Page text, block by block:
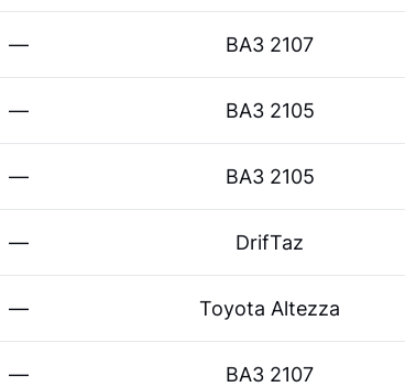
— ВАЗ 2107
— ВАЗ 2105
— ВАЗ 2105
— DrifTaz
— Toyota Altezza
— ВАЗ 2107